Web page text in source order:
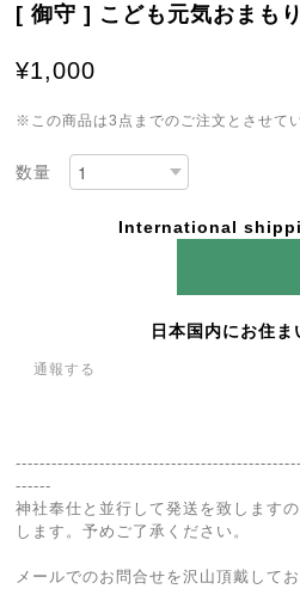
[ 御守 ] こども元気おまもり
¥1,000
※この商品は3点までのご注文とさせて
数量
International
日本国内にお住ま
通報する
------
神社奉仕と並行して発送を致します
します。予めご了承ください。
メールでのお問合せを沢山頂戴してお